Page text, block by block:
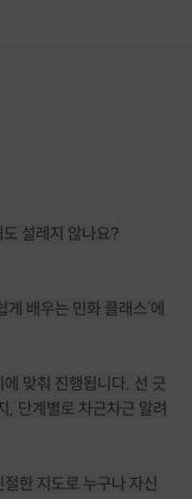
설레지 않나요?
게 배우는 민화 클래스'에
맞춰 진행됩니다. 선 긋
, 단계별로 차근차근 알려
한 지도로 누구나 자신